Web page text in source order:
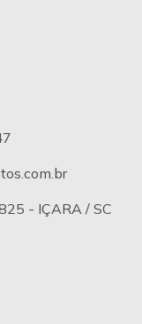
- IÇARA / SC